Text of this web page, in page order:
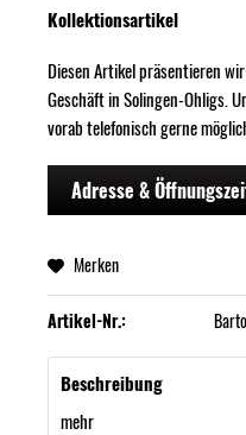
Kollektionsartikel
Diesen Artikel präsentieren
Geschäft in Solingen-Ohligs.
vorab telefonisch gerne
Adresse &
Merken
Artikel-Nr.:
Beschreibung
mehr